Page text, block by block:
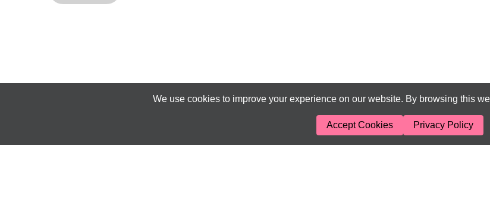
We use cookies to improve your experience on our website. By browsing this
Accept Cookies Privacy Policy